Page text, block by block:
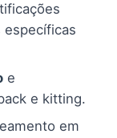
específicas
e
e kitting.
em